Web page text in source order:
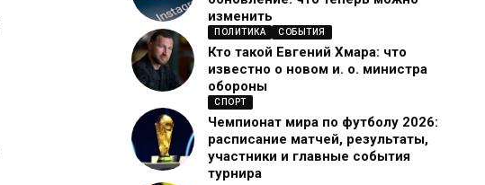
изменить
ПОЛИТИКА СОБЫТИЯ
Кто такой Евгений Хмара: что
известно о новом и. о. министра
обороны
СПОРТ
Чемпионат мира по футболу 2026:
расписание матчей, результаты,
участники и главные события
турнира